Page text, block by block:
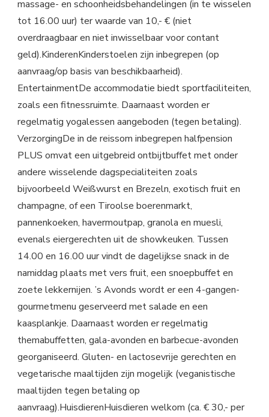
massage- en schoonheidsbehandelingen (in te wisselen
tot 16.00 uur) ter waarde van 10,- € (niet
overdraagbaar en niet inwisselbaar voor contant
geld).KinderenKinderstoelen zijn inbegrepen (op
aanvraag/op basis van beschikbaarheid).
EntertainmentDe accommodatie biedt sportfaciliteiten,
zoals een fitnessruimte. Daarnaast worden er
regelmatig yogalessen aangeboden (tegen betaling).
VerzorgingDe in de reissom inbegrepen halfpension
PLUS omvat een uitgebreid ontbijtbuffet met onder
andere wisselende dagspecialiteiten zoals
bijvoorbeeld Weißwurst en Brezeln, exotisch fruit en
champagne, of een Tiroolse boerenmarkt,
pannenkoeken, havermoutpap, granola en muesli,
evenals eiergerechten uit de showkeuken. Tussen
14.00 en 16.00 uur vindt de dagelijkse snack in de
namiddag plaats met vers fruit, een snoepbuffet en
zoete lekkernijen. ’s Avonds wordt er een 4-gangen-
gourmetmenu geserveerd met salade en een
kaasplankje. Daarnaast worden er regelmatig
themabuffetten, gala-avonden en barbecue-avonden
georganiseerd. Gluten- en lactosevrije gerechten en
vegetarische maaltijden zijn mogelijk (veganistische
maaltijden tegen betaling op
aanvraag).HuisdierenHuisdieren welkom (ca. € 30,- per